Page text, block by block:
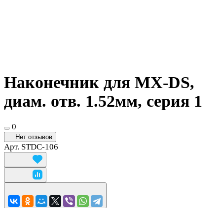
Наконечник для MX-DS,
диам. отв. 1.52мм, серия 1
0
Нет отзывов
Арт. STDC-106